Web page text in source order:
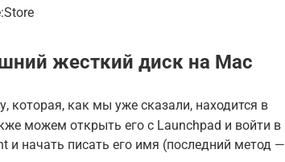
жесткий диск на Mac
как мы уже сказали, находится в
можем открыть его с Launchpad и войти в
и начать писать его имя (последний метод —